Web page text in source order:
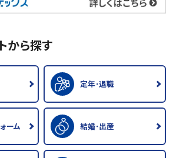
から探す
定年･退職
ーム 結婚･出産